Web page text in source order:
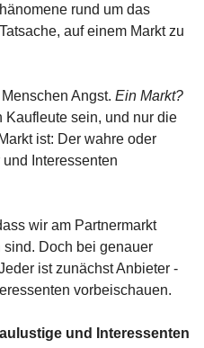
rund um das
auf einem Markt zu
Angst. Ein Markt?
Kaufleute sein, und nur die
ist: Der wahre oder
Interessenten
wir am Partnermarkt
Doch bei genauer
ist zunächst Anbieter -
vorbeischauen.
und Interessenten